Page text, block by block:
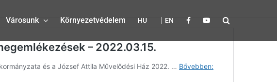
Városunk Környezetvédelem HU EN